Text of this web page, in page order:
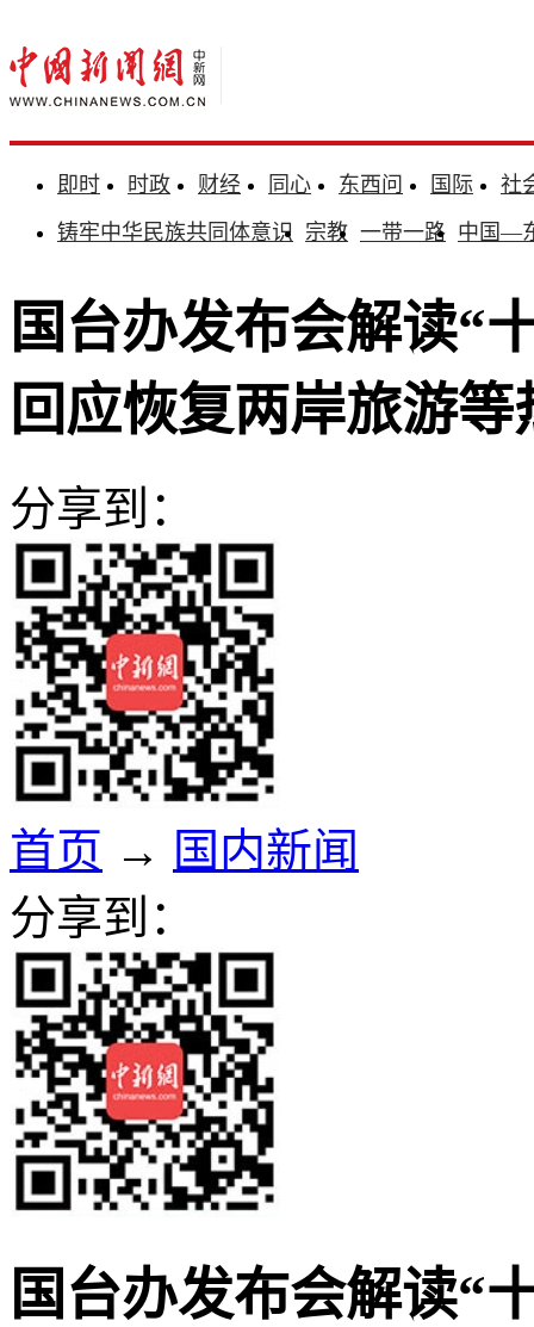
即时 时政 财经 同心 东西问 国际
社
铸牢中华民族共同体意识 宗教 一带一路 中国—
国台办发布会解读“
回应恢复两岸旅游等
分享到：
首页 → 国内新闻
分享到：
国台办发布会解读“